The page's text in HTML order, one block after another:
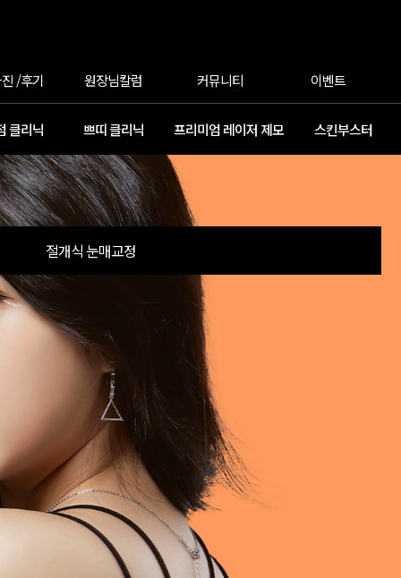
/후기 원장님칼럼 커뮤니티 이벤트
클리닉 쁘띠 클리닉 프리미엄 레이저 제모 스킨부스터
절개식 눈매교정